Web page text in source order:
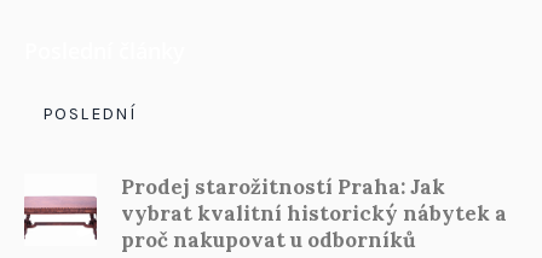
POSLEDNÍ
Prodej starožitností Praha: Jak
vybrat kvalitní historický nábytek a
proč nakupovat u odborníků